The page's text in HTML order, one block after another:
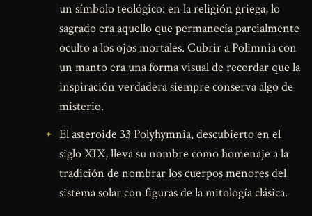
un símbolo teológico: en la religión griega, lo
sagrado era aquello que permanecía parcialmente
oculto a los ojos mortales. Cubrir a Polimnia con
un manto era una forma visual de recordar que la
inspiración verdadera siempre conserva algo de
misterio.
El asteroide 33 Polyhymnia, descubierto en el
siglo XIX, lleva su nombre como homenaje a la
tradición de nombrar los cuerpos menores del
sistema solar con figuras de la mitología clásica.